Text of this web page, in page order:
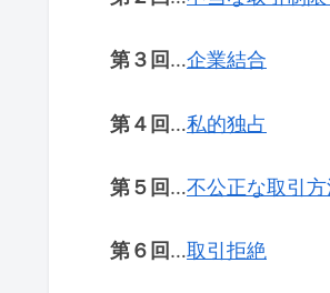
第３回…企業結合
第４回…私的独占
第５回…不公正な取引方
第６回…取引拒絶